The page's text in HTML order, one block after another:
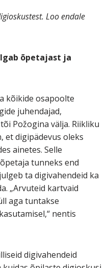
Loo endale
õpetajast ja
kõikide osapoolte
juhendajad,
Požogina välja. Riikliku
et digipädevus oleks
ainetes. Selle
tunneks end
ta digivahendeid ka
„Arvuteid kartvaid
aga tuntakse
nentis
digivahendeid